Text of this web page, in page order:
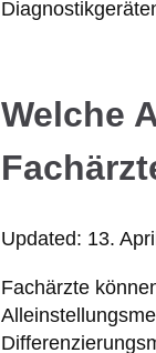
Welche
Updated: 13.
Fachärzte